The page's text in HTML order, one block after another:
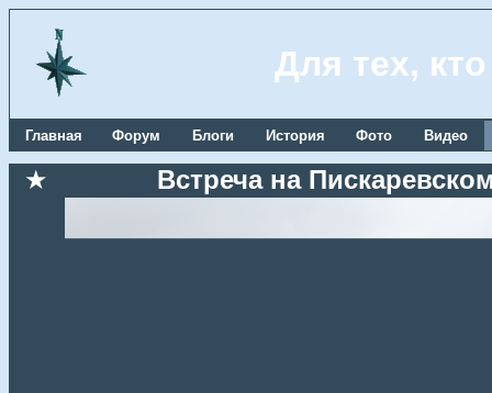
Для тех,
Главная Форум Блоги История Фото Видео
★ Встреча на